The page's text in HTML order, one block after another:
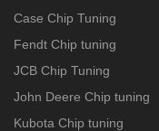
Case Chip Tuning
Fendt Chip tuning
JCB Chip Tuning
John Deere Chip tuning
Kubota Chip tuning